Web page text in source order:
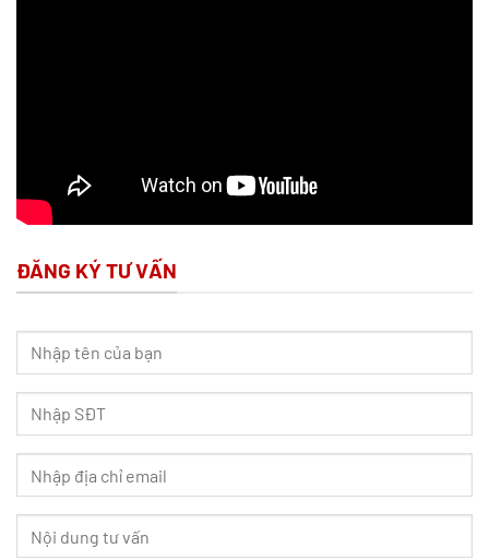
ĐĂNG KÝ TƯ VẤN